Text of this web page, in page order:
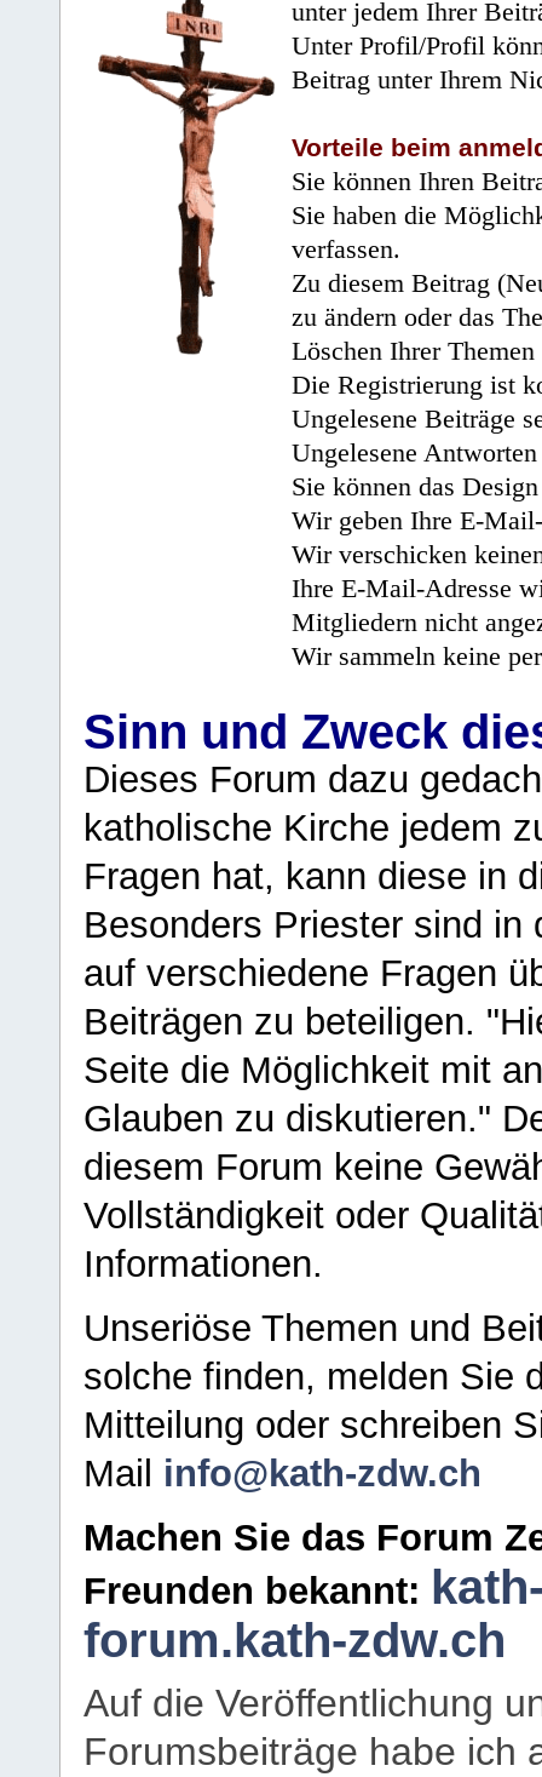
unter jedem Ihrer
Unter Profil/Profil
Beitrag unter Ihrem
Vorteile beim
Sie können Ihren
Sie haben die
verfassen.
Zu diesem Beitrag
zu ändern oder das
Löschen Ihrer
Die Registrierung ist
Ungelesene Beiträge
Ungelesene
Sie können das
Wir geben Ihre E-
Wir verschicken
Ihre E-Mail-Adresse
Mitgliedern nicht
Wir sammeln keine
Sinn und Zweck
Dieses Forum dazu
katholische Kirche jedem
Fragen hat, kann diese in
Besonders Priester sind in
auf verschiedene Fragen
Beiträgen zu beteiligen.
Seite die Möglichkeit mit
Glauben zu diskutieren."
diesem Forum keine
Vollständigkeit oder
Informationen.
Unseriöse Themen und
solche finden, melden Sie
Mitteilung oder schreiben
Mail info@kath-zdw.ch
Machen Sie das Forum
Freunden bekannt:
forum.kath-zdw.ch
Auf die Veröffentlichung
Forumsbeiträge habe ich